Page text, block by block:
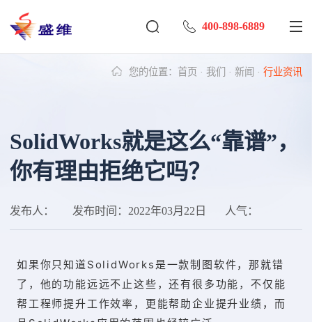
400-898-6889
您的位置： 首页 · 我们 · 新闻 · 行业资讯
SolidWorks就是这么“靠谱”，
你有理由拒绝它吗？
发布人： 发布时间： 2022年03月22日 人气：
如果你只知道SolidWorks是一款制图软件，那就错
了，他的功能远远不止这些，还有很多功能，不仅能
帮工程师提升工作效率，更能帮助企业提升业绩，而